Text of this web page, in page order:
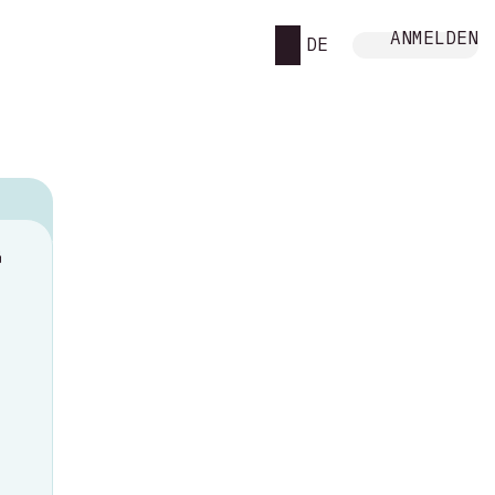
DE ANMELDEN